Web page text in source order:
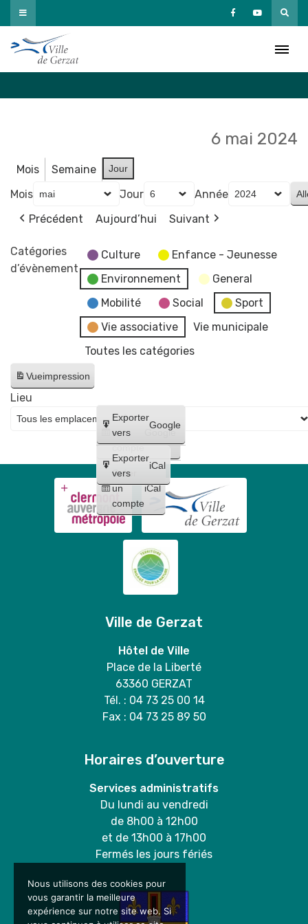
Passer
au
contenu
6 mai 2024
Mois Semaine Jour
Mois Jour
Année
Précédent
Aujourd’hui Suivant
Catégories
d’évènement
Culture
Enfance - Jeunesse
Environnement
General
Mobilité
Social
Sport
Vie associative
Vie municipale
Toutes les catégories
Vueimpression
Créer
un
compte
Google
Créer
un
compte
iCal
Exporter
vers
Google
Exporter
vers
iCal
Lieu
Ville de Gerzat
Hôtel de Ville
Place de la Liberté
63360 GERZAT
Tél. : 04 73 25 00 14
Fax : 04 73 25 89 50
Horaires d’ouverture
Services administratifs
Du lundi au vendredi
de 8h00 à 12h00
et de 13h00 à 17h00
Fermés les jours fériés
Nous utilisons des cookies pour
vous garantir la meilleure
expérience sur notre site web. Si